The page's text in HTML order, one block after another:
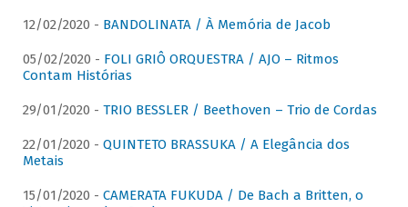
12/02/2020 - BANDOLINATA / À Memória de Jacob
05/02/2020 - FOLI GRIÔ ORQUESTRA / AJO – Ritmos
Contam Histórias
29/01/2020 - TRIO BESSLER / Beethoven – Trio de Cordas
22/01/2020 - QUINTETO BRASSUKA / A Elegância dos
Metais
15/01/2020 - CAMERATA FUKUDA / De Bach a Britten, o